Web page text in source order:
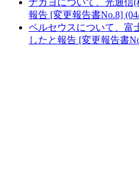
報告 [変更報告書No.8]
ペルセウスについて、富
したと報告 [変更報告書